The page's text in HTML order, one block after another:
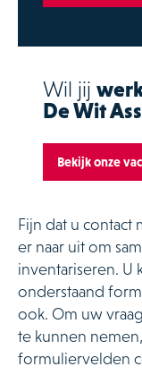
Wil jij
De Wit
Bekijk onze
Fijn dat u contact
er naar uit om
inventariseren. U
onderstaand
ook. Om uw
te kunnen
formuliervelden